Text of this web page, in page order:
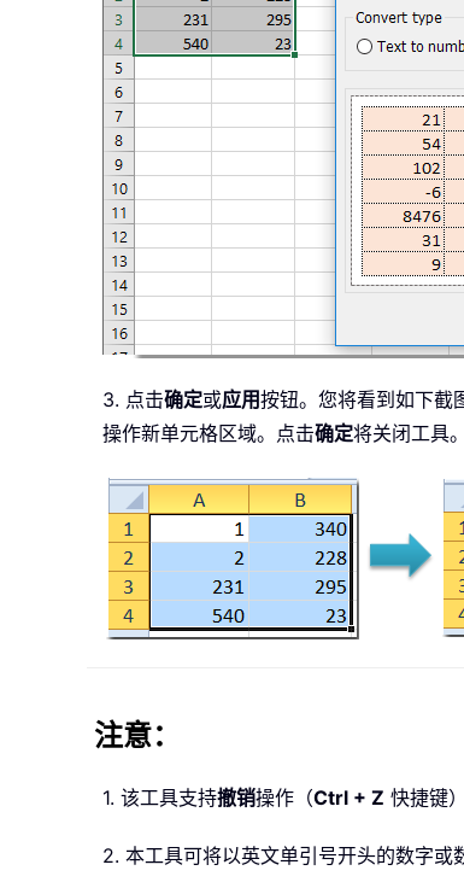
3. 点击确定或应用按钮。您将看到如下截
操作新单元格区域。点击确定将关闭工具。
注意：
1. 该工具支持撤销操作（Ctrl + Z 快捷键）
2. 本工具可将以英文单引号开头的数字或